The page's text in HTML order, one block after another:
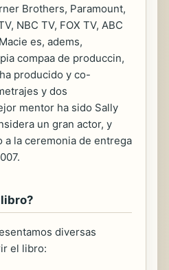
Brothers, Paramount,
NBC TV, FOX TV, ABC
es, adems,
compaa de produccin,
producido y co-
y dos
mentor ha sido Sally
un gran actor, y
la ceremonia de entrega
diversas
el libro: